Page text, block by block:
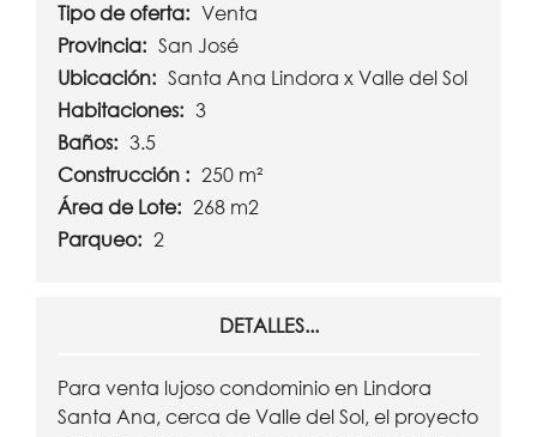
Tipo de oferta: Venta
Provincia: San José
Ubicación: Santa Ana Lindora x Valle del Sol
Habitaciones: 3
Baños: 3.5
Construcción : 250 m²
Área de Lote: 268 m2
Parqueo: 2
DETALLES...
Para venta lujoso condominio en Lindora
Santa Ana, cerca de Valle del Sol, el proyecto